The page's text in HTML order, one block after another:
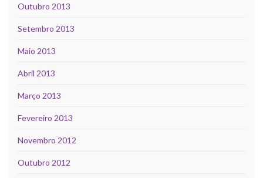
Outubro 2013
Setembro 2013
Maio 2013
Abril 2013
Março 2013
Fevereiro 2013
Novembro 2012
Outubro 2012